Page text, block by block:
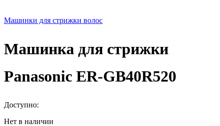
Машинки для стрижки волос
Машинка для стрижки
Panasonic ER-GB40R520
Доступно:
Нет в наличии